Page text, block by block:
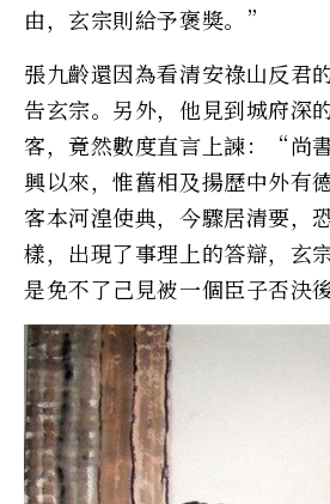
由，玄宗則給予褒獎。”
張九齡還因為看清安祿山反君
告玄宗。另外，他見到城府深
客，竟然數度直言上諫：“尚
興以來，惟舊相及揚歷中外有
客本河湟使典，今驟居清要，
樣，出現了事理上的答辯，玄
是免不了己見被一個臣子否決